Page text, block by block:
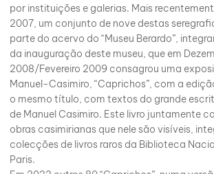
por instituições e galerias. Mais
2007, um conjunto de nove destas
parte do acervo do “Museu Berardo”,
da inauguração deste museu, que em
2008/Fevereiro 2009 consagrou uma
Manuel-Casimiro, “Caprichos”, com a
o mesmo título, com textos do grande
de Manuel Casimiro. Este livro juntamente
obras casimirianas que nele são visíveis,
colecções de livros raros da Biblioteca
Paris.